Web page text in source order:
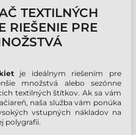
TEXTILNÝCH
RIEŠENIE PRE
je ideálnym riešením pre
množstvá alebo sezónne
textilných štítkov. Ak sa vám
naša služba vám ponúka
vstupných nákladov na
polygrafii.